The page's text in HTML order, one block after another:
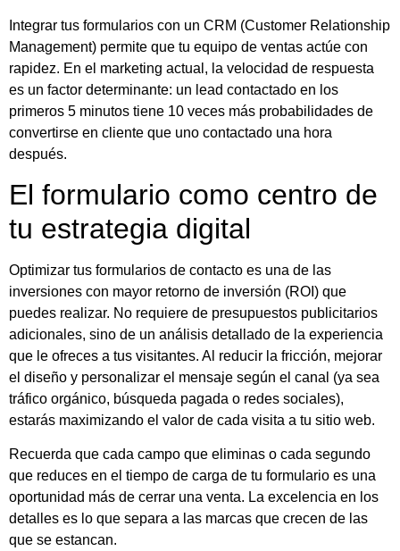
Integrar tus formularios con un CRM (Customer Relationship
Management) permite que tu equipo de ventas actúe con
rapidez. En el marketing actual, la velocidad de respuesta
es un factor determinante: un lead contactado en los
primeros 5 minutos tiene 10 veces más probabilidades de
convertirse en cliente que uno contactado una hora
después.
El formulario como centro de
tu estrategia digital
Optimizar tus formularios de contacto es una de las
inversiones con mayor retorno de inversión (ROI) que
puedes realizar. No requiere de presupuestos publicitarios
adicionales, sino de un análisis detallado de la experiencia
que le ofreces a tus visitantes. Al reducir la fricción, mejorar
el diseño y personalizar el mensaje según el canal (ya sea
tráfico orgánico, búsqueda pagada o redes sociales),
estarás maximizando el valor de cada visita a tu sitio web.
Recuerda que cada campo que eliminas o cada segundo
que reduces en el tiempo de carga de tu formulario es una
oportunidad más de cerrar una venta. La excelencia en los
detalles es lo que separa a las marcas que crecen de las
que se estancan.